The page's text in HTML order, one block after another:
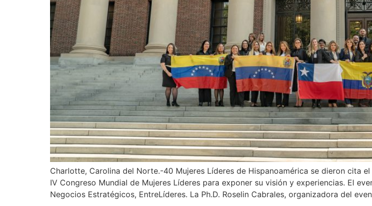
Charlotte, Carolina del Norte.-40 Mujeres Líderes de Hispanoamérica se dieron cita
IV Congreso Mundial de Mujeres Líderes para exponer su visión y experiencias. El
Negocios Estratégicos, EntreLíderes. La Ph.D. Roselin Cabrales, organizadora del